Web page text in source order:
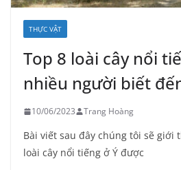
THỰC VẬT
Top 8 loài cây nổi
nhiều người biết
10/06/2023 Trang Hoàng
Bài viết sau đây chúng tôi sẽ giới
loài cây nổi tiếng ở Ý được